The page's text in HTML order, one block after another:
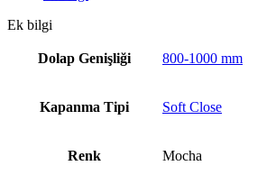
Ek bilgi
Dolap Genişliği 800-1000 mm
Kapanma Tipi Soft Close
Renk Mocha